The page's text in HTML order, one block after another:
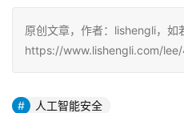
原创文章，作者：lishengli，如
https://www.lishengli.com/
人工智能安全